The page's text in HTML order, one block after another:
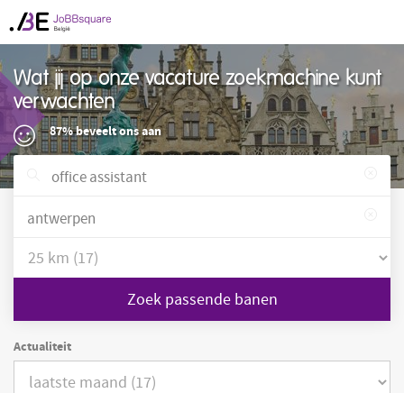
Wat jij op onze vacature zoekmachine kunt
verwachten
87% beveelt ons aan
Zoek passende banen
Actualiteit